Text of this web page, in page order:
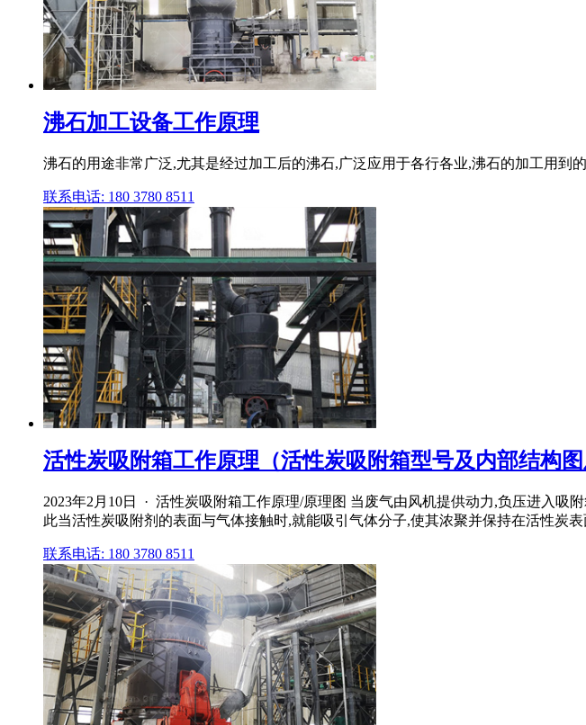
沸石加工设备工作原理
沸石的用途非常广泛,尤其是经过加工后的沸石,广泛应用于各行各业,沸石的加工用到
联系电话: 180 3780 8511
活性炭吸附箱工作原理（活性炭吸附箱型号及内部结构图
2023年2月10日 · 活性炭吸附箱工作原理/原理图 当废气由风机提供动力,负压进入
此当活性炭吸附剂的表面与气体接触时,就能吸引气体分子,使其浓聚并保持在活性炭
联系电话: 180 3780 8511